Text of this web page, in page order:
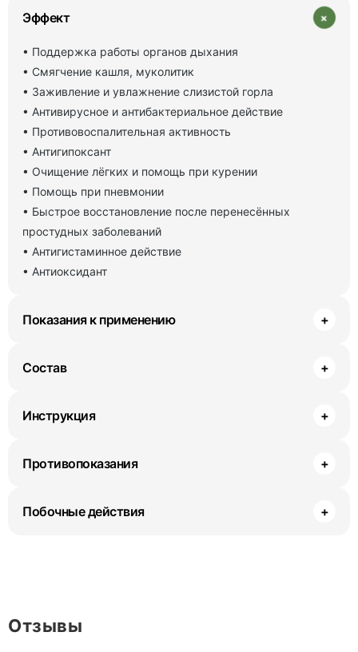
Эффект +
• Поддержка работы органов дыхания
• Смягчение кашля, муколитик
• Заживление и увлажнение слизистой горла
• Антивирусное и антибактериальное действие
• Противовоспалительная активность
• Антигипоксант
• Очищение лёгких и помощь при курении
• Помощь при пневмонии
• Быстрое восстановление после перенесённых
простудных заболеваний
• Антигистаминное действие
• Антиоксидант
Показания к применению +
Состав +
Инструкция +
Противопоказания +
Побочные действия +
Отзывы